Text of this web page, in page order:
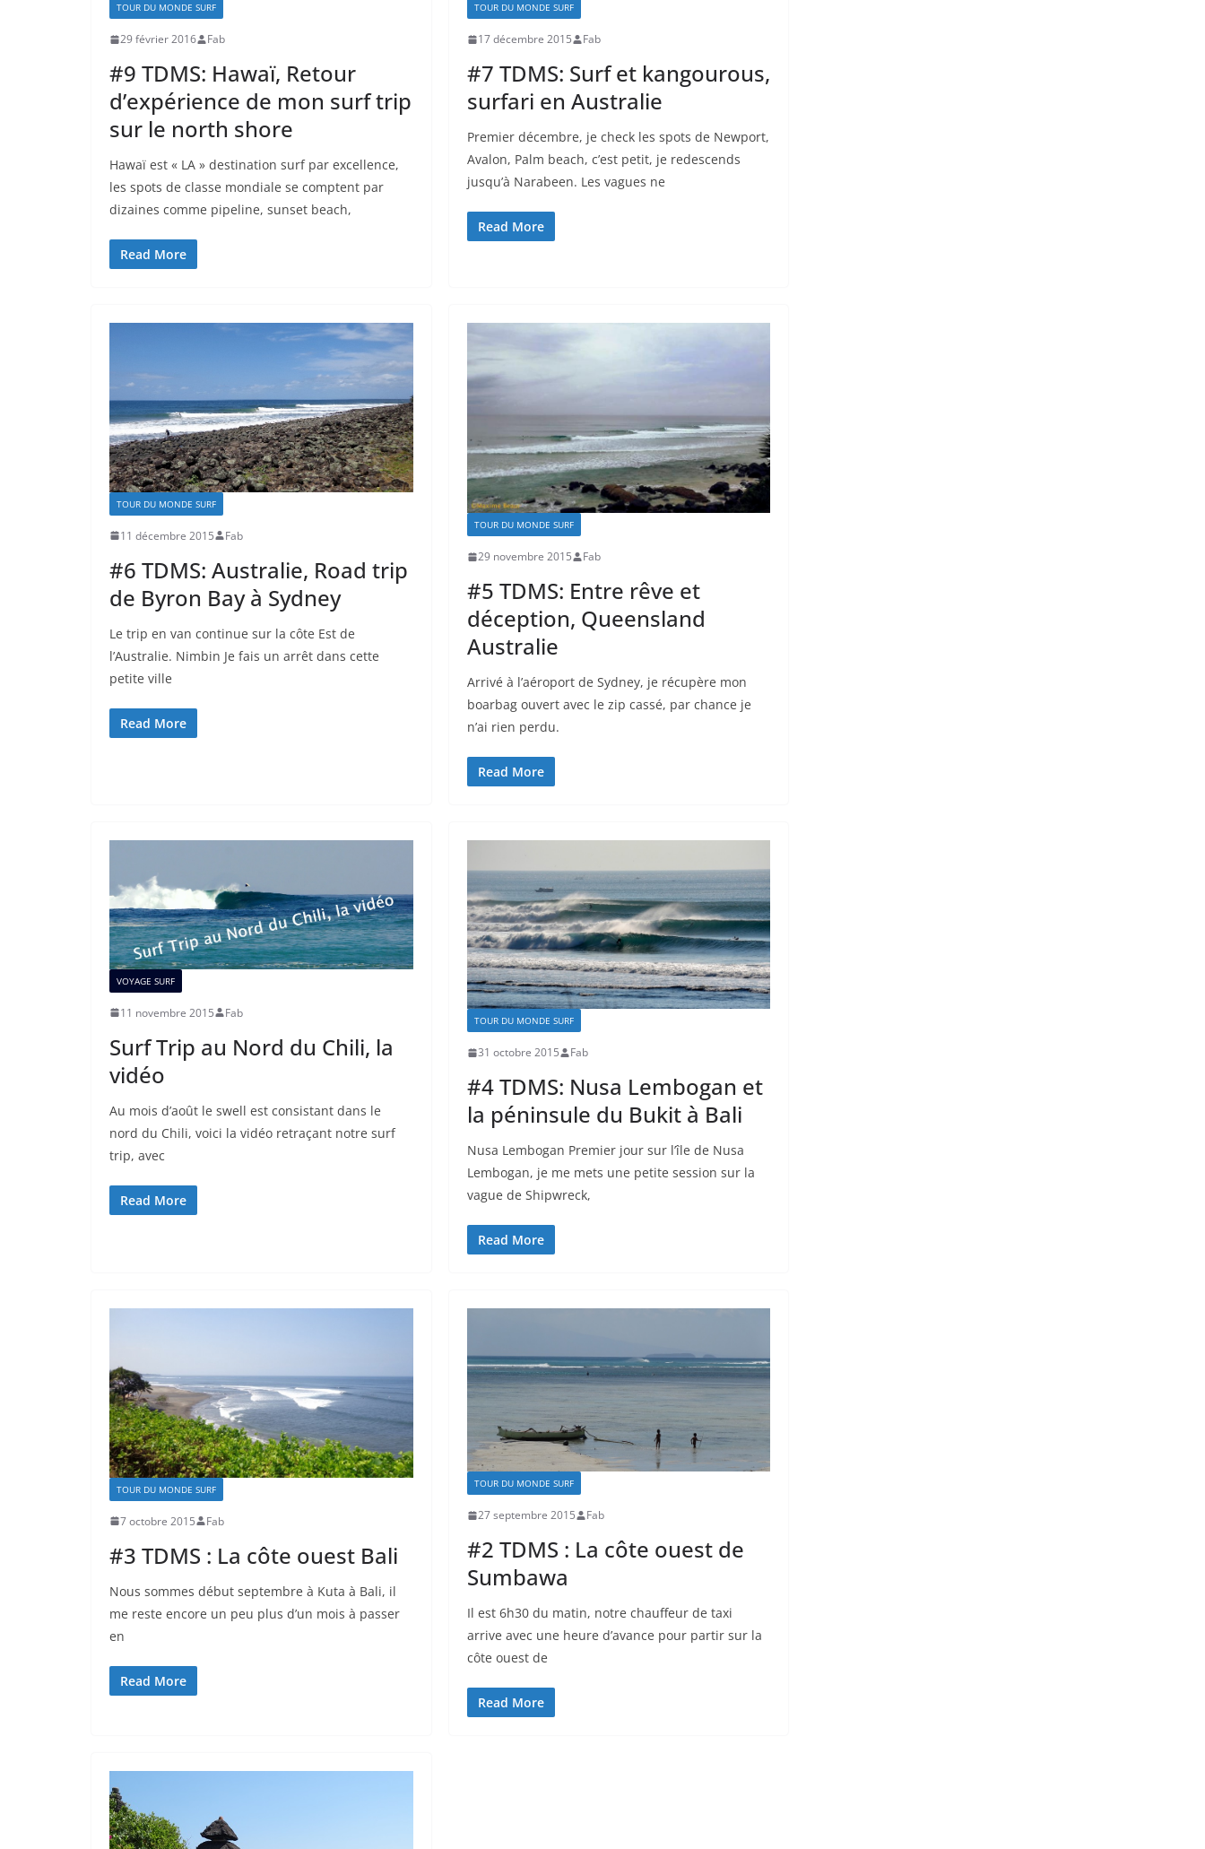
TOUR DU MONDE SURF
29 février 2016 Fab
#9 TDMS: Hawaï, Retour
d’expérience de mon surf trip
sur le north shore
Hawaï est « LA » destination surf par excellence,
les spots de classe mondiale se comptent par
dizaines comme pipeline, sunset beach,
Read More
TOUR DU MONDE SURF
17 décembre 2015 Fab
#7 TDMS: Surf et kangourous,
surfari en Australie
Premier décembre, je check les spots de Newport,
Avalon, Palm beach, c’est petit, je redescends
jusqu’à Narabeen. Les vagues ne
Read More
TOUR DU MONDE SURF
11 décembre 2015 Fab
#6 TDMS: Australie, Road trip
de Byron Bay à Sydney
Le trip en van continue sur la côte Est de
l’Australie. Nimbin Je fais un arrêt dans cette
petite ville
Read More
TOUR DU MONDE SURF
29 novembre 2015 Fab
#5 TDMS: Entre rêve et
déception, Queensland
Australie
Arrivé à l’aéroport de Sydney, je récupère mon
boarbag ouvert avec le zip cassé, par chance je
n’ai rien perdu.
Read More
VOYAGE SURF
11 novembre 2015 Fab
Surf Trip au Nord du Chili, la
vidéo
Au mois d’août le swell est consistant dans le
nord du Chili, voici la vidéo retraçant notre surf
trip, avec
Read More
TOUR DU MONDE SURF
31 octobre 2015 Fab
#4 TDMS: Nusa Lembogan et
la péninsule du Bukit à Bali
Nusa Lembogan Premier jour sur l’île de Nusa
Lembogan, je me mets une petite session sur la
vague de Shipwreck,
Read More
TOUR DU MONDE SURF
7 octobre 2015 Fab
#3 TDMS : La côte ouest Bali
Nous sommes début septembre à Kuta à Bali, il
me reste encore un peu plus d’un mois à passer
en
Read More
TOUR DU MONDE SURF
27 septembre 2015 Fab
#2 TDMS : La côte ouest de
Sumbawa
Il est 6h30 du matin, notre chauffeur de taxi
arrive avec une heure d’avance pour partir sur la
côte ouest de
Read More